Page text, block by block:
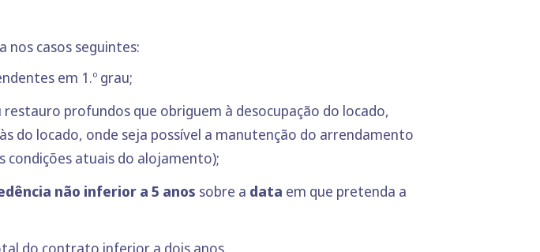
casos seguintes:
em 1.º grau;
profundos que obriguem à desocupação do locado,
do locado, onde seja possível a manutenção do arrendamento
condições atuais do alojamento);
não inferior a 5 anos sobre a data em que pretenda a
do contrato inferior a dois anos.